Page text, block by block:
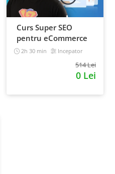
Curs Super SEO
pentru eCommerce
2h 30 min Incepator
514 Lei
0 Lei